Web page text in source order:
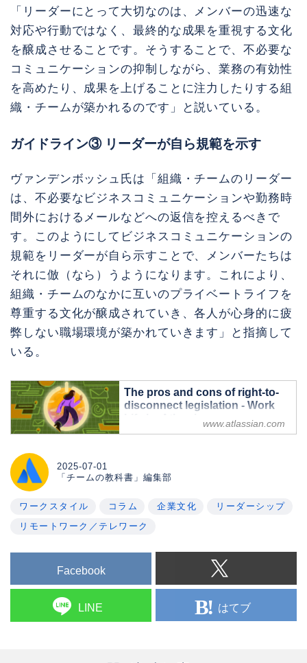
「リーダーにとって大切なのは、メンバーの迅速な
対応や行動ではなく、最終的な成果を重視する文化
を醸成させることです。そうすることで、不必要な
コミュニケーションの抑制しながら、業務の有効性
を高めたり、成果を上げることに注力したりする組
織・チームが築かれるのです」と説いている。
ガイドライン③ リーダーが自ら規範を示す
ヴァンデンボッシュ氏は「組織・チームのリーダー
は、不必要なビジネスコミュニケーションや勤務時
間外におけるメールなどへの返信を控えるべきで
す。このようにしてビジネスコミュニケーションの
規範をリーダーが自ら示すことで、メンバーたちは
それに倣（なら）うようになります。これにより、
組織・チームのなかに互いのプライベートライフを
尊重する文化が醸成されていき、各人が心身的に疲
弊しない職場環境が築かれていきます」と指摘して
いる。
The pros and cons of right-to-
disconnect legislation - Work
The benefits to employee wellbeing
leaders need to know.
www.atlassian.com
2025-07-01
「チームの教科書」編集部
ワークスタイル コラム 企業文化
リーダーシップ
リモートワーク／テレワーク
Facebook
LINE はてブ